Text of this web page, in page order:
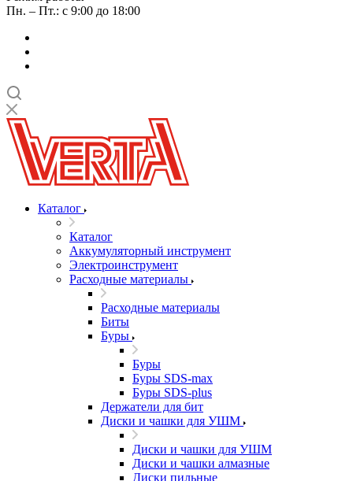
Пн. – Пт.: с 9:00 до 18:00
Каталог
Каталог
Аккумуляторный инструмент
Электроинструмент
Расходные материалы
Расходные материалы
Биты
Буры
Буры
Буры SDS-max
Буры SDS-plus
Держатели для бит
Диски и чашки для УШМ
Диски и чашки для УШМ
Диски и чашки алмазные
Диски пильные